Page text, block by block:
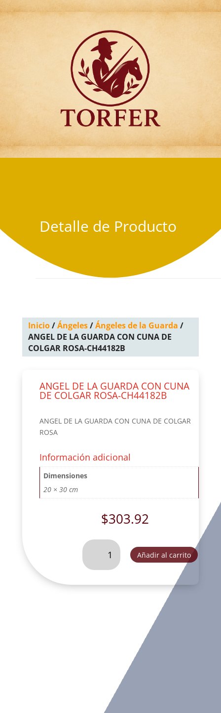
Articulos para
Regalo Torfer.
Detalle de Producto
Inicio/Ángeles/Ángeles de la Guarda /
ANGEL DE LA GUARDA CON CUNA DE
COLGAR ROSA-CH44182B
ANGEL DE LA GUARDA CON CUNA
DE COLGAR ROSA-CH44182B
ANGEL DE LA GUARDA CON CUNA DE COLGAR
ROSA
Información adicional
Dimensiones
20 × 30 cm
$303.92
ANGEL
LA
CON
Añadir al carrito